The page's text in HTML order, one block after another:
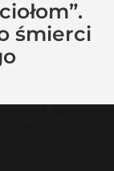
śmierci